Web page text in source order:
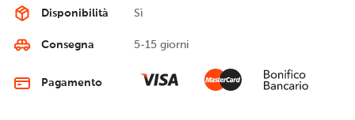
Disponibilità Sì
Consegna 5-15 giorni
Pagamento